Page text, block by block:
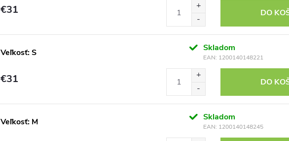
€31 DO
Veľkosť: S Skladom
EAN: 1200140148221
€31 DO
Veľkosť: M Skladom
EAN: 1200140148245